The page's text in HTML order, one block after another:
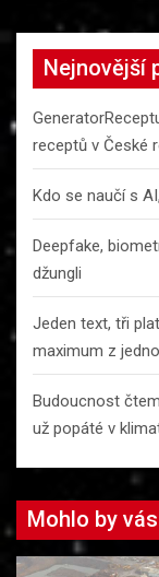
r
h
Nejnovější
receptů v České
Kdo se naučí s
Deepfake,
džungli
Jeden text, tři
maximum z
Budoucnost
už popáté v
Mohlo by